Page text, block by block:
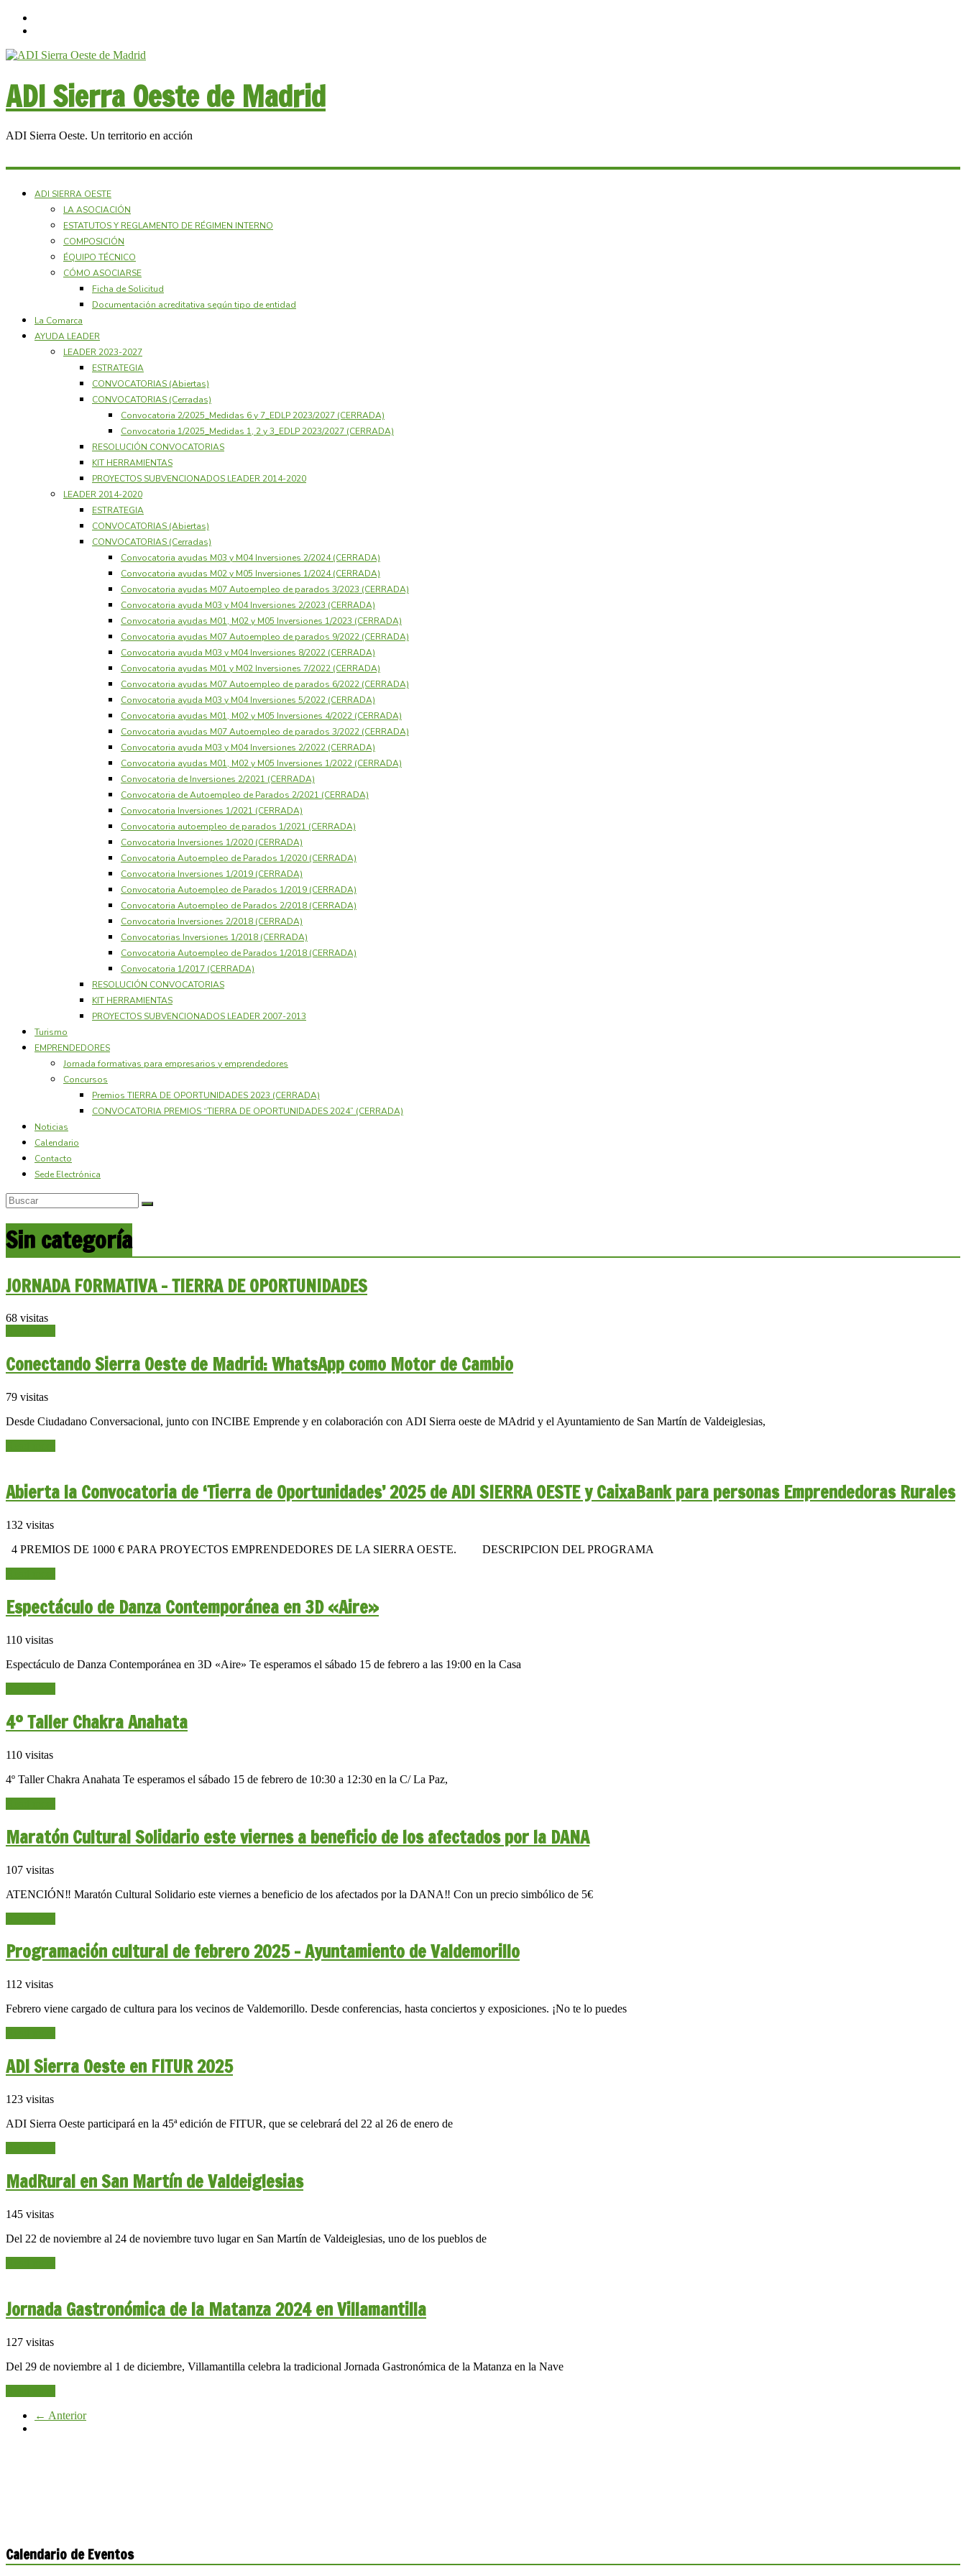
ADI Sierra Oeste de Madrid
ADI Sierra Oeste. Un territorio en acción
ADI SIERRA OESTE
LA ASOCIACIÓN
ESTATUTOS Y REGLAMENTO DE RÉGIMEN INTERNO
COMPOSICIÓN
ÉQUIPO TÉCNICO
CÓMO ASOCIARSE
Ficha de Solicitud
Documentación acreditativa según tipo de entidad
La Comarca
AYUDA LEADER
LEADER 2023-2027
ESTRATEGIA
CONVOCATORIAS (Abiertas)
CONVOCATORIAS (Cerradas)
Convocatoria 2/2025_Medidas 6 y 7_EDLP 2023/2027 (CERRADA)
Convocatoria 1/2025_Medidas 1, 2 y 3_EDLP 2023/2027 (CERRADA)
RESOLUCIÓN CONVOCATORIAS
KIT HERRAMIENTAS
PROYECTOS SUBVENCIONADOS LEADER 2014-2020
LEADER 2014-2020
ESTRATEGIA
CONVOCATORIAS (Abiertas)
CONVOCATORIAS (Cerradas)
Convocatoria ayudas M03 y M04 Inversiones 2/2024 (CERRADA)
Convocatoria ayudas M02 y M05 Inversiones 1/2024 (CERRADA)
Convocatoria ayudas M07 Autoempleo de parados 3/2023 (CERRADA)
Convocatoria ayuda M03 y M04 Inversiones 2/2023 (CERRADA)
Convocatoria ayudas M01, M02 y M05 Inversiones 1/2023 (CERRADA)
Convocatoria ayudas M07 Autoempleo de parados 9/2022 (CERRADA)
Convocatoria ayuda M03 y M04 Inversiones 8/2022 (CERRADA)
Convocatoria ayudas M01 y M02 Inversiones 7/2022 (CERRADA)
Convocatoria ayudas M07 Autoempleo de parados 6/2022 (CERRADA)
Convocatoria ayuda M03 y M04 Inversiones 5/2022 (CERRADA)
Convocatoria ayudas M01, M02 y M05 Inversiones 4/2022 (CERRADA)
Convocatoria ayudas M07 Autoempleo de parados 3/2022 (CERRADA)
Convocatoria ayuda M03 y M04 Inversiones 2/2022 (CERRADA)
Convocatoria ayudas M01, M02 y M05 Inversiones 1/2022 (CERRADA)
Convocatoria de Inversiones 2/2021 (CERRADA)
Convocatoria de Autoempleo de Parados 2/2021 (CERRADA)
Convocatoria Inversiones 1/2021 (CERRADA)
Convocatoria autoempleo de parados 1/2021 (CERRADA)
Convocatoria Inversiones 1/2020 (CERRADA)
Convocatoria Autoempleo de Parados 1/2020 (CERRADA)
Convocatoria Inversiones 1/2019 (CERRADA)
Convocatoria Autoempleo de Parados 1/2019 (CERRADA)
Convocatoria Autoempleo de Parados 2/2018 (CERRADA)
Convocatoria Inversiones 2/2018 (CERRADA)
Convocatorias Inversiones 1/2018 (CERRADA)
Convocatoria Autoempleo de Parados 1/2018 (CERRADA)
Convocatoria 1/2017 (CERRADA)
RESOLUCIÓN CONVOCATORIAS
KIT HERRAMIENTAS
PROYECTOS SUBVENCIONADOS LEADER 2007-2013
Turismo
EMPRENDEDORES
Jornada formativas para empresarios y emprendedores
Concursos
Premios TIERRA DE OPORTUNIDADES 2023 (CERRADA)
CONVOCATORIA PREMIOS “TIERRA DE OPORTUNIDADES 2024” (CERRADA)
Noticias
Calendario
Contacto
Sede Electrónica
Sin categoría
JORNADA FORMATIVA – TIERRA DE OPORTUNIDADES
68 visitas
Conectando Sierra Oeste de Madrid: WhatsApp como Motor de Cambio
79 visitas
Desde Ciudadano Conversacional, junto con INCIBE Emprende y en colaboración con ADI Sierra oeste de MAdrid y el Ayuntamiento de San Martín de Valdeiglesias,
Abierta la Convocatoria de ‘Tierra de Oportunidades’ 2025 de ADI SIERRA OESTE y CaixaBank para personas Emprendedoras Rurales
132 visitas
4 PREMIOS DE 1000 € PARA PROYECTOS EMPRENDEDORES DE LA SIERRA OESTE. DESCRIPCION DEL PROGRAMA
Espectáculo de Danza Contemporánea en 3D «Aire»
110 visitas
Espectáculo de Danza Contemporánea en 3D «Aire» Te esperamos el sábado 15 de febrero a las 19:00 en la Casa
4º Taller Chakra Anahata
110 visitas
4º Taller Chakra Anahata Te esperamos el sábado 15 de febrero de 10:30 a 12:30 en la C/ La Paz,
Maratón Cultural Solidario este viernes a beneficio de los afectados por la DANA
107 visitas
ATENCIÓN‼️ Maratón Cultural Solidario este viernes a beneficio de los afectados por la DANA‼️ Con un precio simbólico de 5€
Programación cultural de febrero 2025 – Ayuntamiento de Valdemorillo
112 visitas
Febrero viene cargado de cultura para los vecinos de Valdemorillo. Desde conferencias, hasta conciertos y exposiciones. ¡No te lo puedes
ADI Sierra Oeste en FITUR 2025
123 visitas
ADI Sierra Oeste participará en la 45ª edición de FITUR, que se celebrará del 22 al 26 de enero de
MadRural en San Martín de Valdeiglesias
145 visitas
Del 22 de noviembre al 24 de noviembre tuvo lugar en San Martín de Valdeiglesias, uno de los pueblos de
Jornada Gastronómica de la Matanza 2024 en Villamantilla
127 visitas
Del 29 de noviembre al 1 de diciembre, Villamantilla celebra la tradicional Jornada Gastronómica de la Matanza en la Nave
← Anterior
Calendario de Eventos